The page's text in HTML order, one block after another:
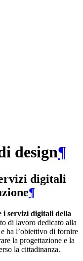
design¶
digitali
¶
i servizi digitali della
di lavoro dedicato alla
ha l’obiettivo di fornire
la progettazione e la
la cittadinanza.